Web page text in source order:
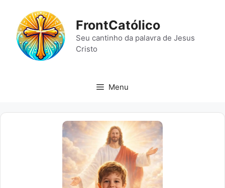
conteúdo
FrontCatólico
Seu cantinho da palavra de Jesus
Cristo
Menu